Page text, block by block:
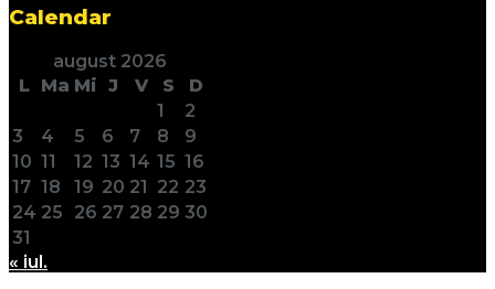
Calendar
august 2026
L Ma Mi J V S
D
1
2
3
4 5 6 7 8
9
10 11 12 13 14 15 16
17 18 19 20 21 22 23
24 25 26 27 28 29 30
31
« iul.